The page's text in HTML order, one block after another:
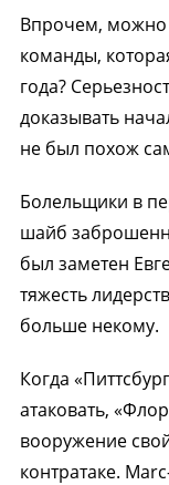
Впрочем, можно
команды,
года?
доказывать
не был похож
Болельщики в
шайб
был заметен
тяжесть
больше некому.
Когда
атаковать,
вооружение
контратаке.